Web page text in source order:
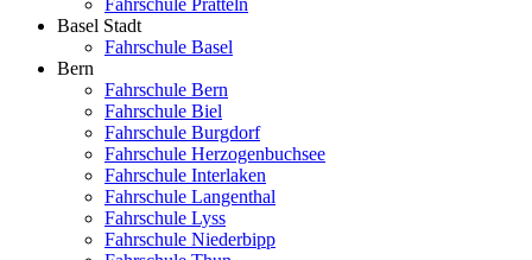
Fahrschule Pratteln
Basel Stadt
Fahrschule Basel
Bern
Fahrschule Bern
Fahrschule Biel
Fahrschule Burgdorf
Fahrschule Herzogenbuchsee
Fahrschule Interlaken
Fahrschule Langenthal
Fahrschule Lyss
Fahrschule Niederbipp